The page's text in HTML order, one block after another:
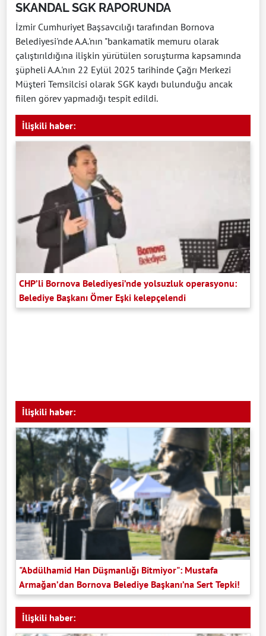
SKANDAL SGK RAPORUNDA
İzmir Cumhuriyet Başsavcılığı tarafından Bornova
Belediyesi'nde A.A.'nın "bankamatik memuru olarak
çalıştırıldığına ilişkin yürütülen soruşturma kapsamında
şüpheli A.A.'nın 22 Eylül 2025 tarihinde Çağrı Merkezi
Müşteri Temsilcisi olarak SGK kaydı bulunduğu ancak
fiilen görev yapmadığı tespit edildi.
İlişkili haber:
CHP’li Bornova Belediyesi’nde yolsuzluk operasyonu:
Belediye Başkanı Ömer Eşki kelepçelendi
İlişkili haber:
"Abdülhamid Han Düşmanlığı Bitmiyor": Mustafa
Armağan’dan Bornova Belediye Başkanı’na Sert Tepki!
İlişkili haber: